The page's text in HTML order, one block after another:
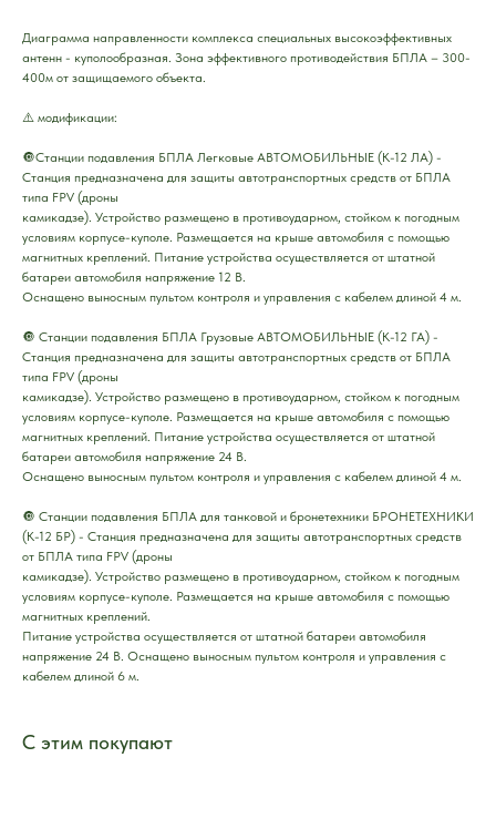
Диаграмма направленности комплекса специальных высокоэффективных
антенн - куполообразная. Зона эффективного противодействия БПЛА – 300-
400м от защищаемого объекта.
⚠️ модификации:
🔘Станции подавления БПЛА Легковые АВТОМОБИЛЬНЫЕ (К-12 ЛА) -
Станция предназначена для защиты автотранспортных средств от БПЛА
типа FPV (дроны
камикадзе). Устройство размещено в противоударном, стойком к погодным
условиям корпусе-куполе. Размещается на крыше автомобиля с помощью
магнитных креплений. Питание устройства осуществляется от штатной
батареи автомобиля напряжение 12 В.
Оснащено выносным пультом контроля и управления с кабелем длиной 4 м.
🔘 Станции подавления БПЛА Грузовые АВТОМОБИЛЬНЫЕ (К-12 ГА) -
Станция предназначена для защиты автотранспортных средств от БПЛА
типа FPV (дроны
камикадзе). Устройство размещено в противоударном, стойком к погодным
условиям корпусе-куполе. Размещается на крыше автомобиля с помощью
магнитных креплений. Питание устройства осуществляется от штатной
батареи автомобиля напряжение 24 В.
Оснащено выносным пультом контроля и управления с кабелем длиной 4 м.
🔘 Станции подавления БПЛА для танковой и бронетехники БРОНЕТЕХНИКИ
(К-12 БР) - Станция предназначена для защиты автотранспортных средств
от БПЛА типа FPV (дроны
камикадзе). Устройство размещено в противоударном, стойком к погодным
условиям корпусе-куполе. Размещается на крыше автомобиля с помощью
магнитных креплений.
Питание устройства осуществляется от штатной батареи автомобиля
напряжение 24 В. Оснащено выносным пультом контроля и управления с
кабелем длиной 6 м.
С этим покупают